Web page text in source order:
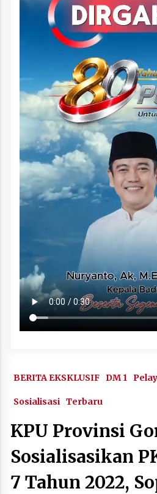
BERITA EKSKLUSIF DM 1
Sosialisasi Terbaru
KPU Provinsi
Sosialisasikan
7 Tahun 2022,